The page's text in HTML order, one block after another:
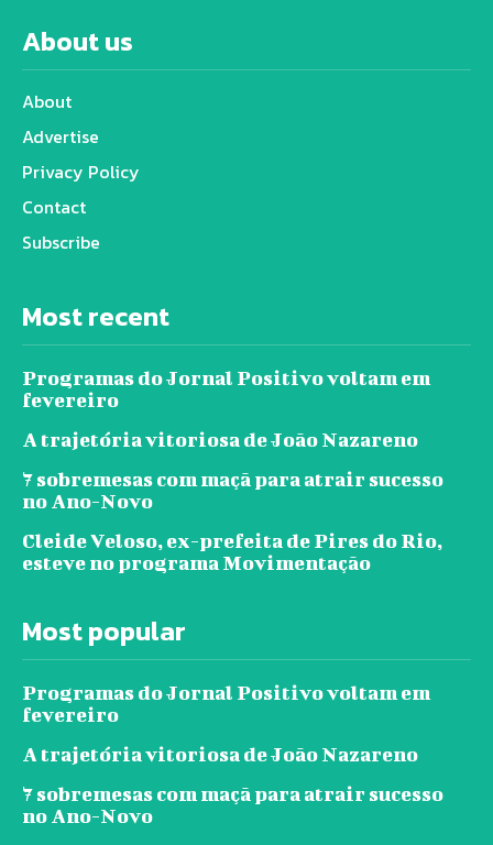
About us
About
Advertise
Privacy Policy
Contact
Subscribe
Most recent
Programas do Jornal Positivo voltam em
fevereiro
A trajetória vitoriosa de João Nazareno
7 sobremesas com maçã para atrair sucesso
no Ano-Novo
Cleide Veloso, ex-prefeita de Pires do Rio,
esteve no programa Movimentação
Most popular
Programas do Jornal Positivo voltam em
fevereiro
A trajetória vitoriosa de João Nazareno
7 sobremesas com maçã para atrair sucesso
no Ano-Novo